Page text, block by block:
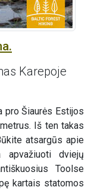
Karepoje
pro Šiaurės Estijos
Iš ten takas
atsargūs apie
apvažiuoti dviejų
Toolse
kartais statomos